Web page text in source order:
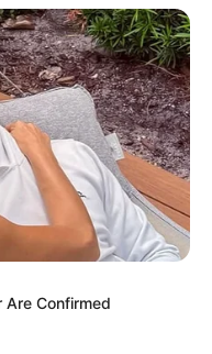
Are Confirmed